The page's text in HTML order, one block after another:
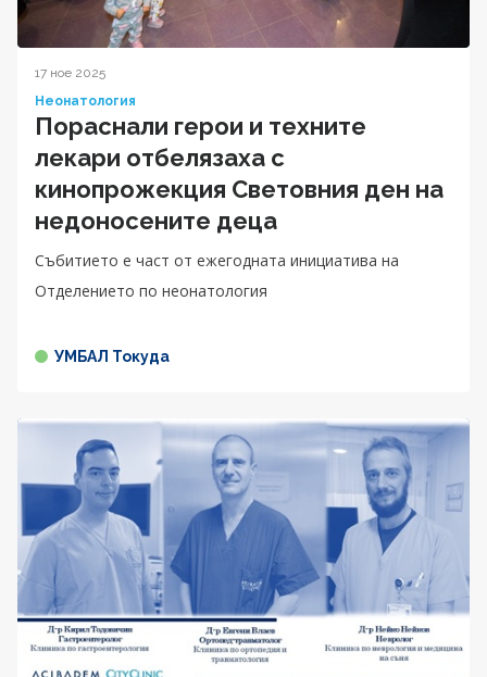
17 ное 2025
Неонатология
Пораснали герои и техните
лекари отбелязаха с
кинопрожекция Световния ден на
недоносените деца
Събитието е част от ежегодната инициатива на
Отделението по неонатология
УМБАЛ Токуда